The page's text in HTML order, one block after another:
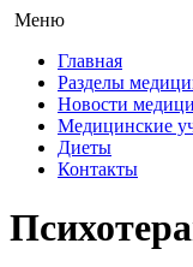
Меню
Главная
Разделы
Новости
Медицинские
Диеты
Контакты